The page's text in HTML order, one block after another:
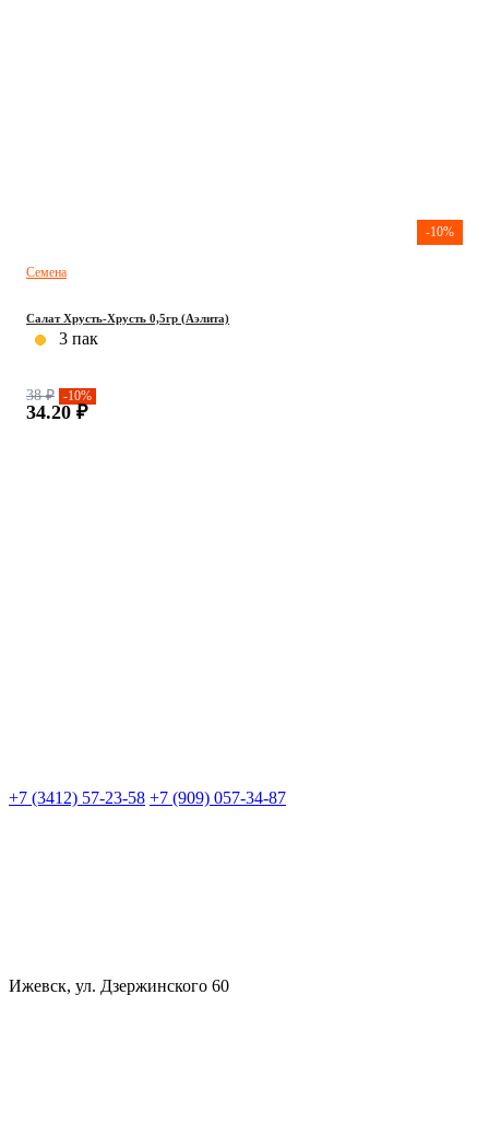
-10%
Семена
Салат Хрусть-Хрусть 0,5гр (Аэлита)
3 пак
38 ₽ -10%
34.20 ₽
+7 (3412) 57-23-58 +7 (909) 057-34-87
Ижевск, ул. Дзержинского 60